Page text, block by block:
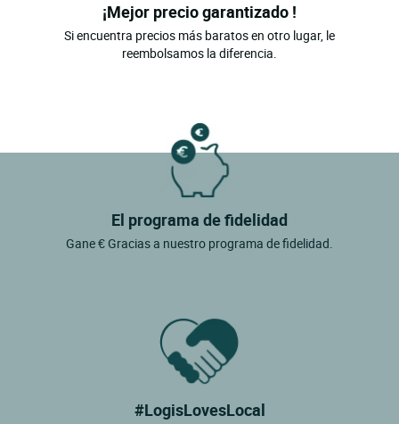
¡Mejor precio garantizado !
Si encuentra precios más baratos en otro lugar, le
reembolsamos la diferencia.
El programa de fidelidad
Gane € Gracias a nuestro programa de fidelidad.
#LogisLovesLocal